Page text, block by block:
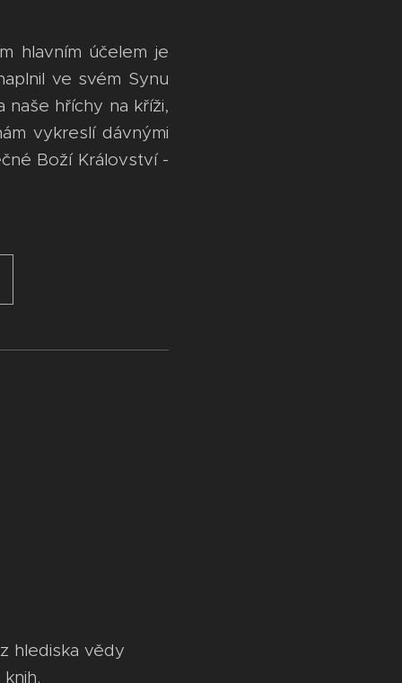
hlavním účelem je
ve svém Synu
hříchy na kříži,
vykreslí dávnými
Boží Království -
hlediska vědy